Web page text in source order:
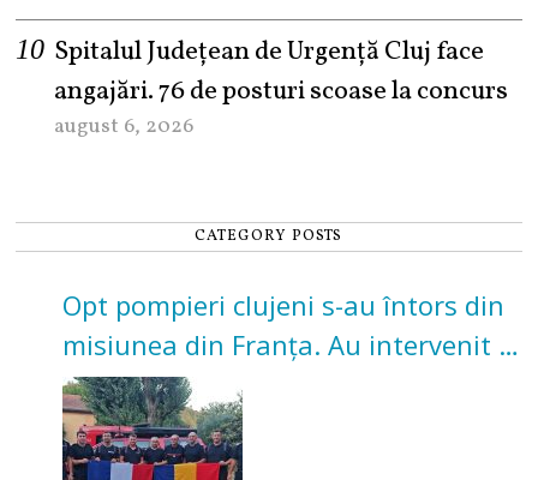
Spitalul Județean de Urgență Cluj face
angajări. 76 de posturi scoase la concurs
august 6, 2026
CATEGORY POSTS
Opt pompieri clujeni s-au întors din
misiunea din Franța. Au intervenit la
incendii de vegetație și pădure